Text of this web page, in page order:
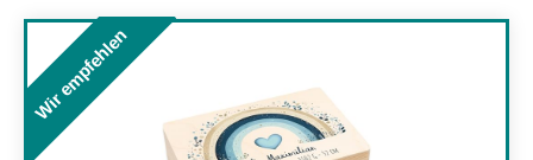
Wir empfehlen